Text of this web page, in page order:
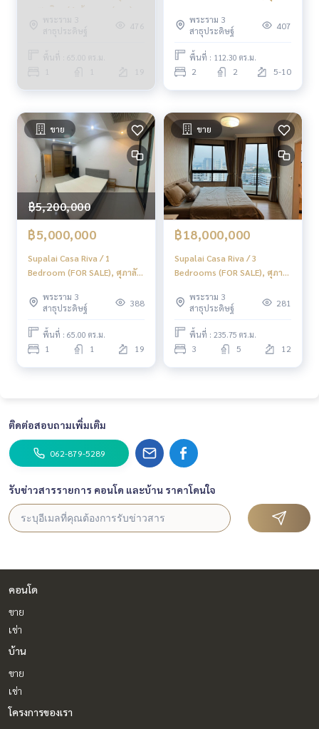
คาซา ริวา / 1 ห้องนอน (ขาย)
CREAM2053
พระราม 3
สาธุประดิษฐ์
476
พื้นที่ : 65.00 ตร.ม.
1 1 19
MHOW514
พระราม 3
สาธุประดิษฐ์
407
พื้นที่ : 112.30 ตร.ม.
2 2 5-10
ขาย
฿5,200,000
฿5,000,000
Supalai Casa Riva / 1
Bedroom (FOR SALE), ศุภาลัย
MHOW516
พระราม 3
สาธุประดิษฐ์
388
พื้นที่ : 65.00 ตร.ม.
1 1 19
ขาย
฿18,000,000
Supalai Casa Riva / 3
Bedrooms (FOR SALE), ศุภา
PT140พระราม 3
สาธุประดิษฐ์
281
พื้นที่ : 235.75 ตร.ม.
3 5 12
ติดต่อสอบถามเพิ่มเติม
062-879-5289
รับข่าวสารรายการ คอนโด และบ้าน ราคาโดนใจ
คอนโด
ขาย
เช่า
บ้าน
ขาย
เช่า
โครงการของเรา